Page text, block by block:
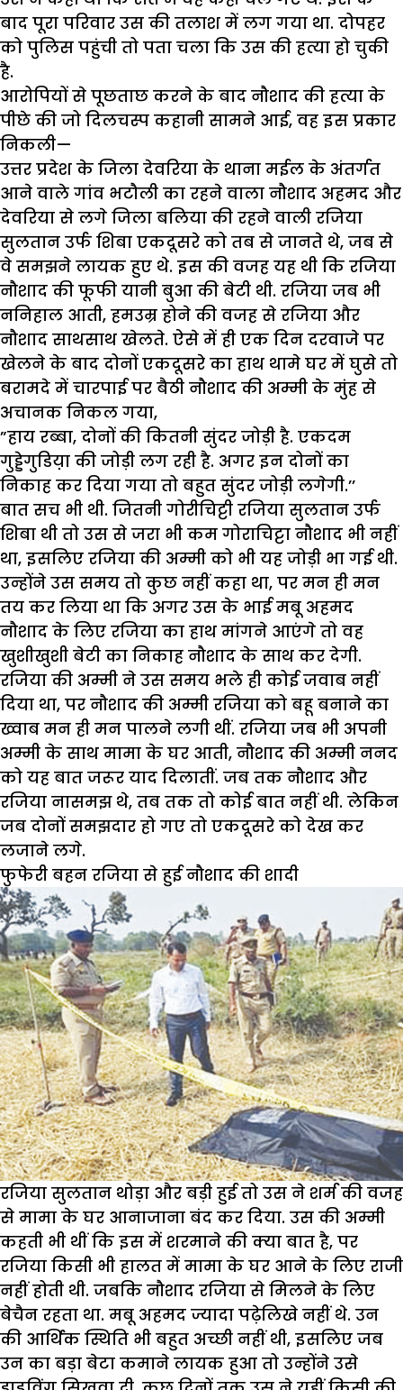
बाद पूरा परिवार उस की तलाश में लग गया था. दोपहर
को पुलिस पहुंची तो पता चला कि उस की हत्या हो चुकी
है.
आरोपियों से पूछताछ करने के बाद नौशाद की हत्या के
पीछे की जो दिलचस्प कहानी सामने आई, वह इस प्रकार
निकली—
उत्तर प्रदेश के जिला देवरिया के थाना मईल के अंतर्गत
आने वाले गांव भटौली का रहने वाला नौशाद अहमद और
देवरिया से लगे जिला बलिया की रहने वाली रजिया
सुलतान उर्फ शिबा एकदूसरे को तब से जानते थे, जब से
वे समझने लायक हुए थे. इस की वजह यह थी कि रजिया
नौशाद की फूफी यानी बुआ की बेटी थी. रजिया जब भी
ननिहाल आती, हमउम्र होने की वजह से रजिया और
नौशाद साथसाथ खेलते. ऐसे में ही एक दिन दरवाजे पर
खेलने के बाद दोनों एकदूसरे का हाथ थामे घर में घुसे तो
बरामदे में चारपाई पर बैठी नौशाद की अम्मी के मुंह से
अचानक निकल गया,
”हाय रब्बा, दोनों की कितनी सुंदर जोड़ी है. एकदम
गुड्डेगुडिय़ा की जोड़ी लग रही है. अगर इन दोनों का
निकाह कर दिया गया तो बहुत सुंदर जोड़ी लगेगी.’’
बात सच भी थी. जितनी गोरीचिट्टी रजिया सुलतान उर्फ
शिबा थी तो उस से जरा भी कम गोराचिट्टा नौशाद भी नहीं
था, इसलिए रजिया की अम्मी को भी यह जोड़ी भा गई थी.
उन्होंने उस समय तो कुछ नहीं कहा था, पर मन ही मन
तय कर लिया था कि अगर उस के भाई मबू अहमद
नौशाद के लिए रजिया का हाथ मांगने आएंगे तो वह
खुशीखुशी बेटी का निकाह नौशाद के साथ कर देगी.
रजिया की अम्मी ने उस समय भले ही कोई जवाब नहीं
दिया था, पर नौशाद की अम्मी रजिया को बहू बनाने का
ख्वाब मन ही मन पालने लगी थीं. रजिया जब भी अपनी
अम्मी के साथ मामा के घर आती, नौशाद की अम्मी ननद
को यह बात जरूर याद दिलातीं. जब तक नौशाद और
रजिया नासमझ थे, तब तक तो कोई बात नहीं थी. लेकिन
जब दोनों समझदार हो गए तो एकदूसरे को देख कर
लजाने लगे.
फुफेरी बहन रजिया से हुई नौशाद की शादी
रजिया सुलतान थोड़ा और बड़ी हुई तो उस ने शर्म की वजह
से मामा के घर आनाजाना बंद कर दिया. उस की अम्मी
कहती भी थीं कि इस में शरमाने की क्या बात है, पर
रजिया किसी भी हालत में मामा के घर आने के लिए राजी
नहीं होती थी. जबकि नौशाद रजिया से मिलने के लिए
बेचैन रहता था. मबू अहमद ज्यादा पढ़ेलिखे नहीं थे. उन
की आर्थिक स्थिति भी बहुत अच्छी नहीं थी, इसलिए जब
उन का बड़ा बेटा कमाने लायक हुआ तो उन्होंने उसे